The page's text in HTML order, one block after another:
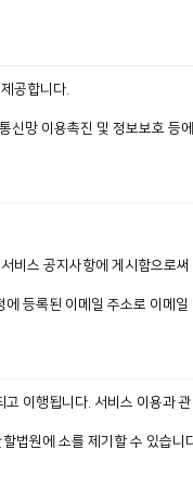
공합니다.
신망 이용촉진 및 정보보호
비스 공지사항에 게시함으로써
등록된 이메일 주소로 이메
이행됩니다. 서비스 이용과
법원에 소를 제기할 수 있습니